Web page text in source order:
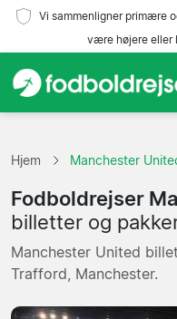
Vi sammenligner primære
være højere eller
Hold
Ligaer
Rejsebureauer
Hjem Manchester
Fodboldrejser
billetter og
Manchester United
Trafford, Manchester.